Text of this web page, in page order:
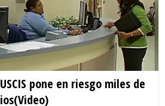
pone en riesgo miles de